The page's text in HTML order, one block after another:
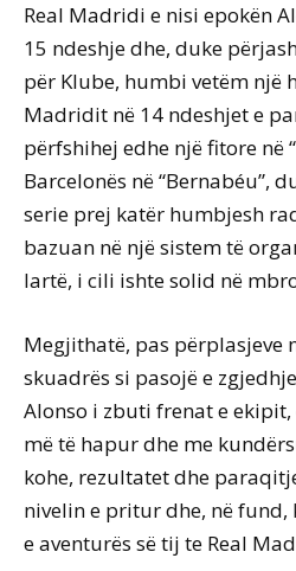
Real Madridi e nisi epokën
15 ndeshje dhe, duke
për Klube, humbi vetëm një
Madridit në 14 ndeshjet e
përfshihej edhe një fitore në
Barcelonës në “Bernabéu”,
serie prej katër humbjesh
bazuan në një sistem të
lartë, i cili ishte solid në
Megjithatë, pas përplasjeve
skuadrës si pasojë e
Alonso i zbuti frenat e
më të hapur dhe me
kohe, rezultatet dhe
nivelin e pritur dhe, në
e aventurës së tij te Real